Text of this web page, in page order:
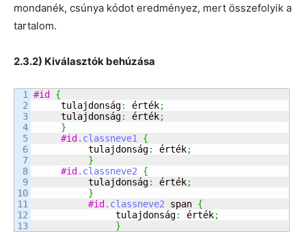
mondanék, csúnya kódot eredményez, mert összefolyik a
tartalom.
2.3.2) Kiválasztók behúzása
1
2
3
4
5
6
7
8
9
10
11
12
#id {
     tulajdonság
: érték;
     tulajdonság
: érték;
}
#id.classneve1
{
          tulajdonság
: érték;
}
#id.classneve2
{
          tulajdonság
: érték;
}
#id.classneve2 span {
               tulajdonság
: érték;
}